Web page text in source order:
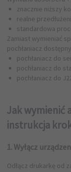
znacznie niższy
realne
standardowa
Zamiast wymieniać
pochłaniacz
pochłaniacz do
pochłaniacz do
pochłaniacz do
Jak wymienić
instrukcja
1. Wyłącz
Odłącz drukarkę od